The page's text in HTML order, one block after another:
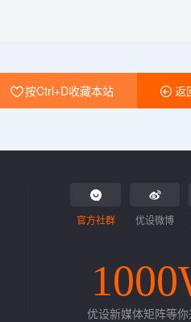
按Ctrl+D收藏本站 返
官方社群 优设微博
优设新媒体矩阵等